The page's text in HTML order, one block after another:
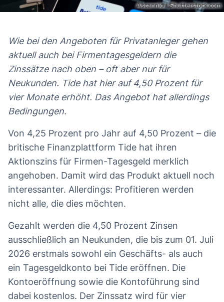
Das erwartet Sie in diesem Artikel
Wie bei den Angeboten für Privatanleger gehen
aktuell auch bei Firmentagesgeldern die
Zinssätze nach oben – oft aber nur für
Neukunden. Tide hat hier auf 4,50 Prozent für
vier Monate erhöht. Das Angebot hat allerdings
Bedingungen.
Von 4,25 Prozent pro Jahr auf 4,50 Prozent – die
britische Finanzplattform Tide hat ihren
Aktionszins für Firmen-Tagesgeld merklich
angehoben. Damit wird das Produkt aktuell noch
interessanter. Allerdings: Profitieren werden
nicht alle, die dies möchten.
Gezahlt werden die 4,50 Prozent Zinsen
ausschließlich an Neukunden, die bis zum 01. Juli
2026 erstmals sowohl ein Geschäfts- als auch
ein Tagesgeldkonto bei Tide eröffnen. Die
Kontoeröffnung sowie die Kontoführung sind
dabei kostenlos. Der Zinssatz wird für vier